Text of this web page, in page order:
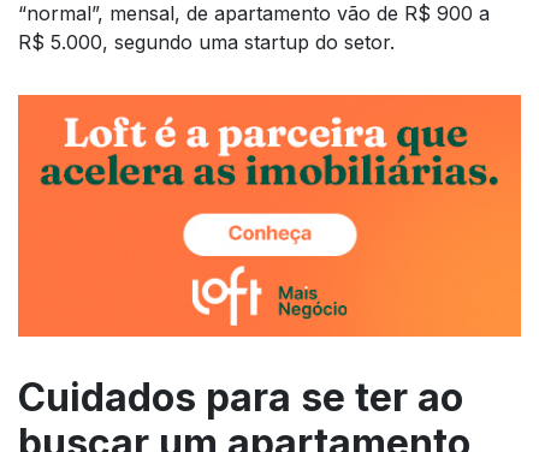
“normal”, mensal, de apartamento vão de R$ 900 a
R$ 5.000, segundo uma startup do setor.
Cuidados para se ter ao